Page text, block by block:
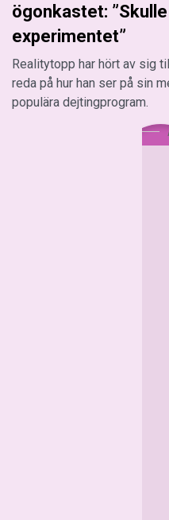
ögonkastet:
experimentet”
Realitytopp har hört av sig
reda på hur han ser på sin
populära dejtingprogram.